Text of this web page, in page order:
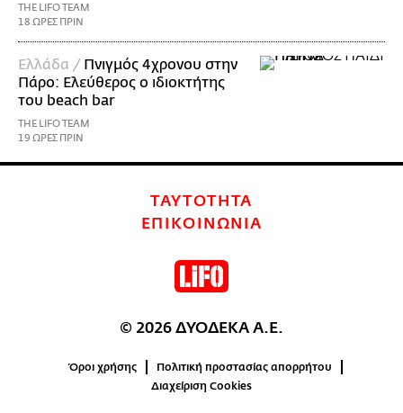
THE LIFO TEAM
18 ΩΡΕΣ ΠΡΙΝ
Ελλάδα / Πνιγμός 4χρονου στην
Πάρο: Ελεύθερος ο ιδιοκτήτης
του beach bar
THE LIFO TEAM
19 ΩΡΕΣ ΠΡΙΝ
ΤΑΥΤΟΤΗΤΑ
ΕΠΙΚΟΙΝΩΝΙΑ
© 2026 ΔΥΟΔΕΚΑ Α.Ε.
Όροι χρήσης
Πολιτική προστασίας απορρήτου
Διαχείριση Cookies